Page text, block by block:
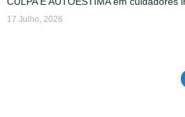
17 Julho, 2026